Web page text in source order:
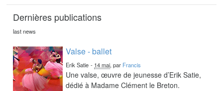
Dernières publications
last news
Valse - ballet
Erik Satie - 14 mai, par Francis
Une valse, œuvre de jeunesse d’Erik Satie,
dédié à Madame Clément le Breton.